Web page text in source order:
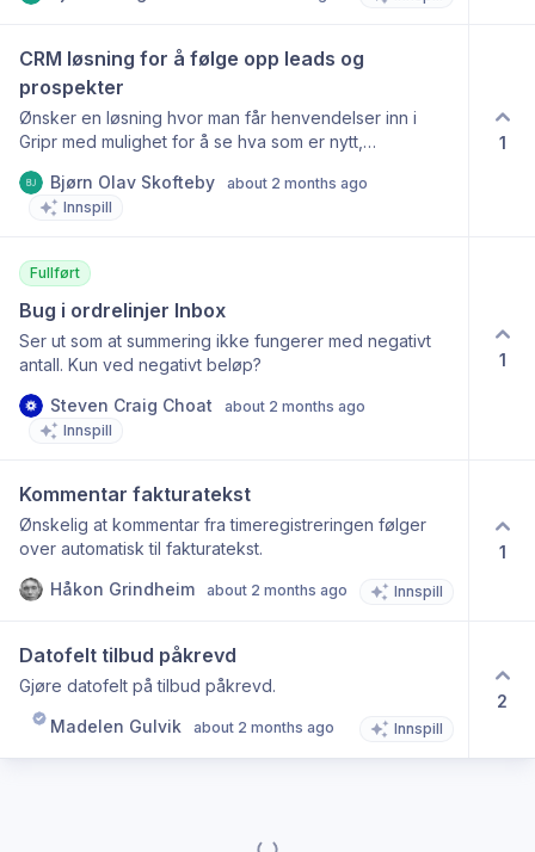
CRM løsning for å følge opp leads og
prospekter
Ønsker en løsning hvor man får henvendelser inn i
Gripr med mulighet for å se hva som er nytt,
akseptert m.m. burde være mulig og svare opp
henvendelse, lage oppfølgingsoppgave, notater m.m.
Bjørn Olav Skofteby
about 2 months ago
Innspill
1
Fullført
Bug i ordrelinjer Inbox
Ser ut som at summering ikke fungerer med negativt
antall. Kun ved negativt beløp?
Steven Craig Choat
about 2 months ago
Innspill
1
Kommentar fakturatekst
Ønskelig at kommentar fra timeregistreringen følger
over automatisk til fakturatekst.
Håkon Grindheim
about 2 months ago Innspill
1
Datofelt tilbud påkrevd
Gjøre datofelt på tilbud påkrevd.
Madelen Gulvik
about 2 months ago Innspill
2